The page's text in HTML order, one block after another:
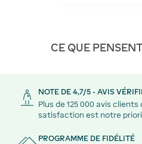
CE QUE
NOTE DE 4,7/5 - AVIS
Plus de 125 000 avis
satisfaction est notre
PROGRAMME DE FIDÉLITÉ